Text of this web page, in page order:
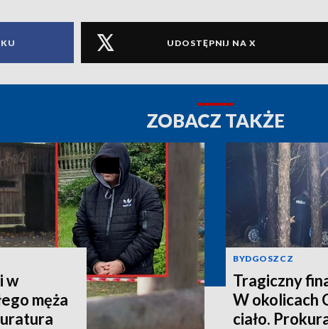
UDOSTĘPNIJ NA X
ZOBACZ TAKŻE
w
męża
BYDGOSZCZ
Tragiczny
W okolicach
ciało.